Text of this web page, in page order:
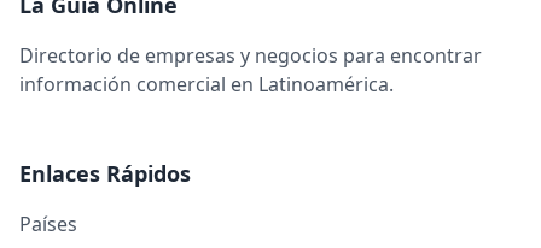
Directorio de empresas y negocios para encontrar
información comercial en Latinoamérica.
Enlaces Rápidos
Países